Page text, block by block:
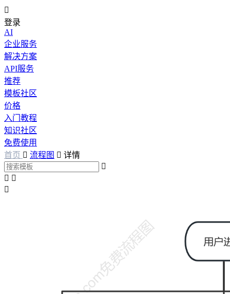

登录
AI
企业服务
解决方案
API服务
推荐
模板社区
价格
入门教程
知识社区
免费使用
首页  流程图  详情

 
